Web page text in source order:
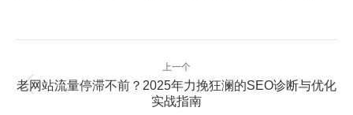
章
上一个
上
一
老网站流量停滞不前？2025年力挽狂澜的SEO诊断与优化
实战指南